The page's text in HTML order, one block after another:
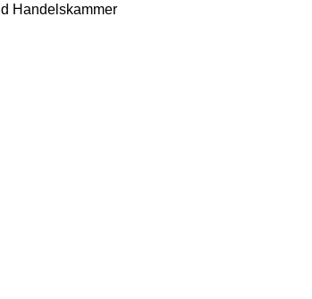
Handelskammer